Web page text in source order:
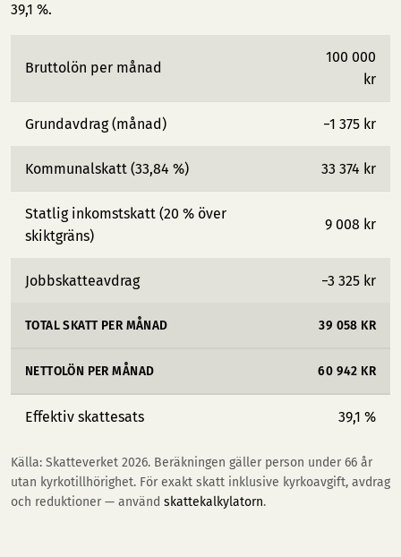
39,1 %.
Bruttolön per månad
100 000
kr
Grundavdrag (månad) −1 375 kr
Kommunalskatt (33,84 %) 33 374 kr
Statlig inkomstskatt (20 % över
skiktgräns)
9 008 kr
Jobbskatteavdrag −3 325 kr
TOTAL SKATT PER MÅNAD 39 058 KR
NETTOLÖN PER MÅNAD 60 942 KR
Effektiv skattesats 39,1 %
Källa: Skatteverket 2026. Beräkningen gäller person under 66 år
utan kyrkotillhörighet. För exakt skatt inklusive kyrkoavgift, avdrag
och reduktioner — använd skattekalkylatorn.